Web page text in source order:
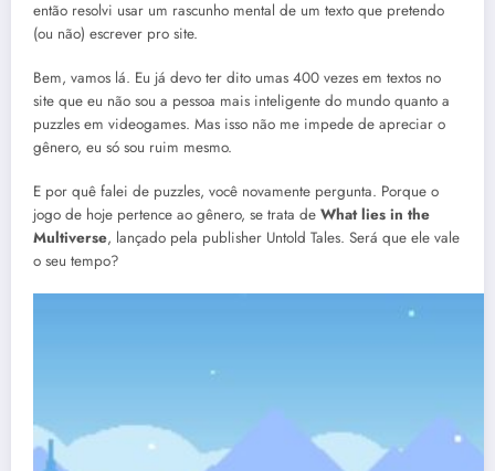
então resolvi usar um rascunho mental de um texto que pretendo
(ou não) escrever pro site.
Bem, vamos lá. Eu já devo ter dito umas 400 vezes em textos no
site que eu não sou a pessoa mais inteligente do mundo quanto a
puzzles em videogames. Mas isso não me impede de apreciar o
gênero, eu só sou ruim mesmo.
E por quê falei de puzzles, você novamente pergunta. Porque o
jogo de hoje pertence ao gênero, se trata de What lies in the
Multiverse, lançado pela publisher Untold Tales. Será que ele vale
o seu tempo?